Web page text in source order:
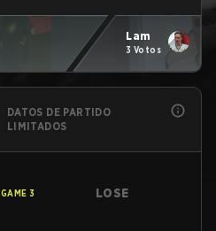
Lam
3 Votos
DATOS DE PARTIDO
LIMITADOS
GAME 3 LOSE